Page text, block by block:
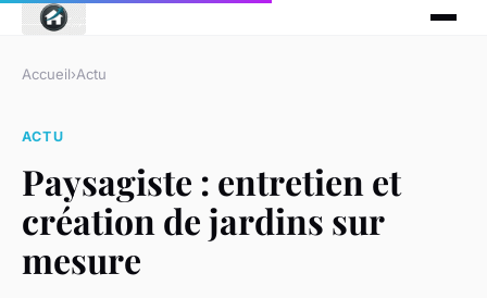
Accueil›Actu
ACTU
Paysagiste : entretien et
création de jardins sur
mesure